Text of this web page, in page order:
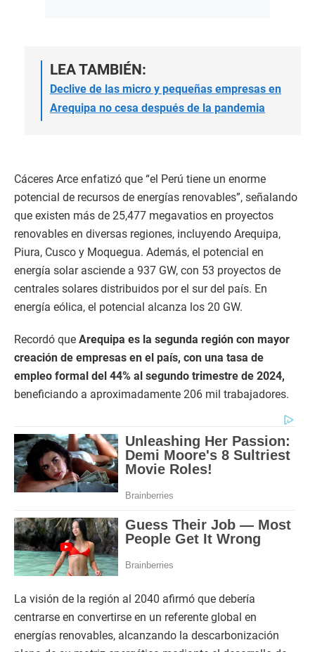
LEA TAMBIÉN:
Declive de las micro y pequeñas empresas en
Arequipa no cesa después de la pandemia
Cáceres Arce enfatizó que “el Perú tiene un enorme
potencial de recursos de energías renovables”, señalando
que existen más de 25,477 megavatios en proyectos
renovables en diversas regiones, incluyendo Arequipa,
Piura, Cusco y Moquegua. Además, el potencial en
energía solar asciende a 937 GW, con 53 proyectos de
centrales solares distribuidos por el sur del país. En
energía eólica, el potencial alcanza los 20 GW.
Recordó que Arequipa es la segunda región con mayor
creación de empresas en el país, con una tasa de
empleo formal del 44% al segundo trimestre de 2024,
beneficiando a aproximadamente 206 mil trabajadores.
La visión de la región al 2040 afirmó que debería
centrarse en convertirse en un referente global en
energías renovables, alcanzando la descarbonización